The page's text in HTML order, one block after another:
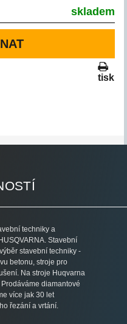
skladem
tisk
techniky a
Stavební
stavební techniky -
betonu, stroje pro
Na stroje Huqvarna
diamantové
více jak 30 let
řezání a vrtání.